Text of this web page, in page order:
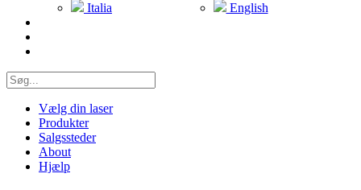
Italia
English
Vælg din laser
Produkter
Salgssteder
About
Hjælp